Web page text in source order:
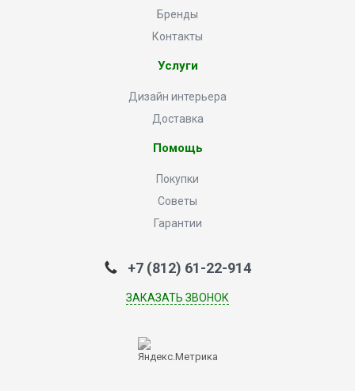
Бренды
Контакты
Услуги
Дизайн интерьера
Доставка
Помощь
Покупки
Советы
Гарантии
+7 (812) 61-22-914
ЗАКАЗАТЬ ЗВОНОК